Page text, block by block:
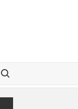
Buscar: